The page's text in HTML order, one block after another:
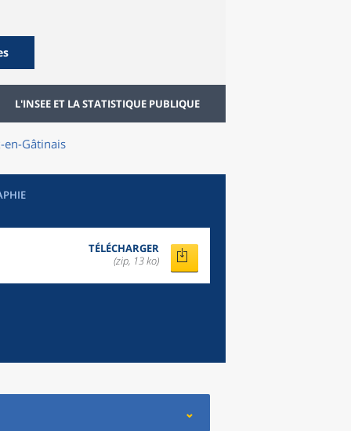
L'INSEE ET LA STATISTIQUE PUBLIQUE
en-Gâtinais
TÉLÉCHARGER
(zip, 13 ko)